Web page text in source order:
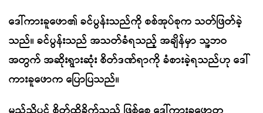
ဒေါ်ကားခူဖော၏ ခင်ပွန်းသည်ကို စစ်အုပ်စုက သတ်ဖြတ်ခဲ့
သည်။ ခင်ပွန်းသည် အသတ်ခံရသည့် အချိန်မှာ သူ့ဘဝ
အတွက် အဆိုးရွားဆုံး စိတ်ဒဏ်ရာကို ခံစားခဲ့ရသည်ဟု ဒေါ်
ကားခူဖောက ပြောပြသည်။